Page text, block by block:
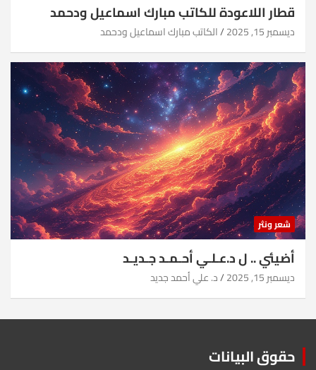
قطار اللاعودة للكاتب مبارك اسماعيل ودحمد
ديسمبر 15, 2025 الكاتب مبارك اسماعيل ودحمد
شعر ونثر
أضيئي .. ل د.عـلـي أحـمـد جـديـد
ديسمبر 15, 2025 د. علي أحمد جديد
حقوق البيانات